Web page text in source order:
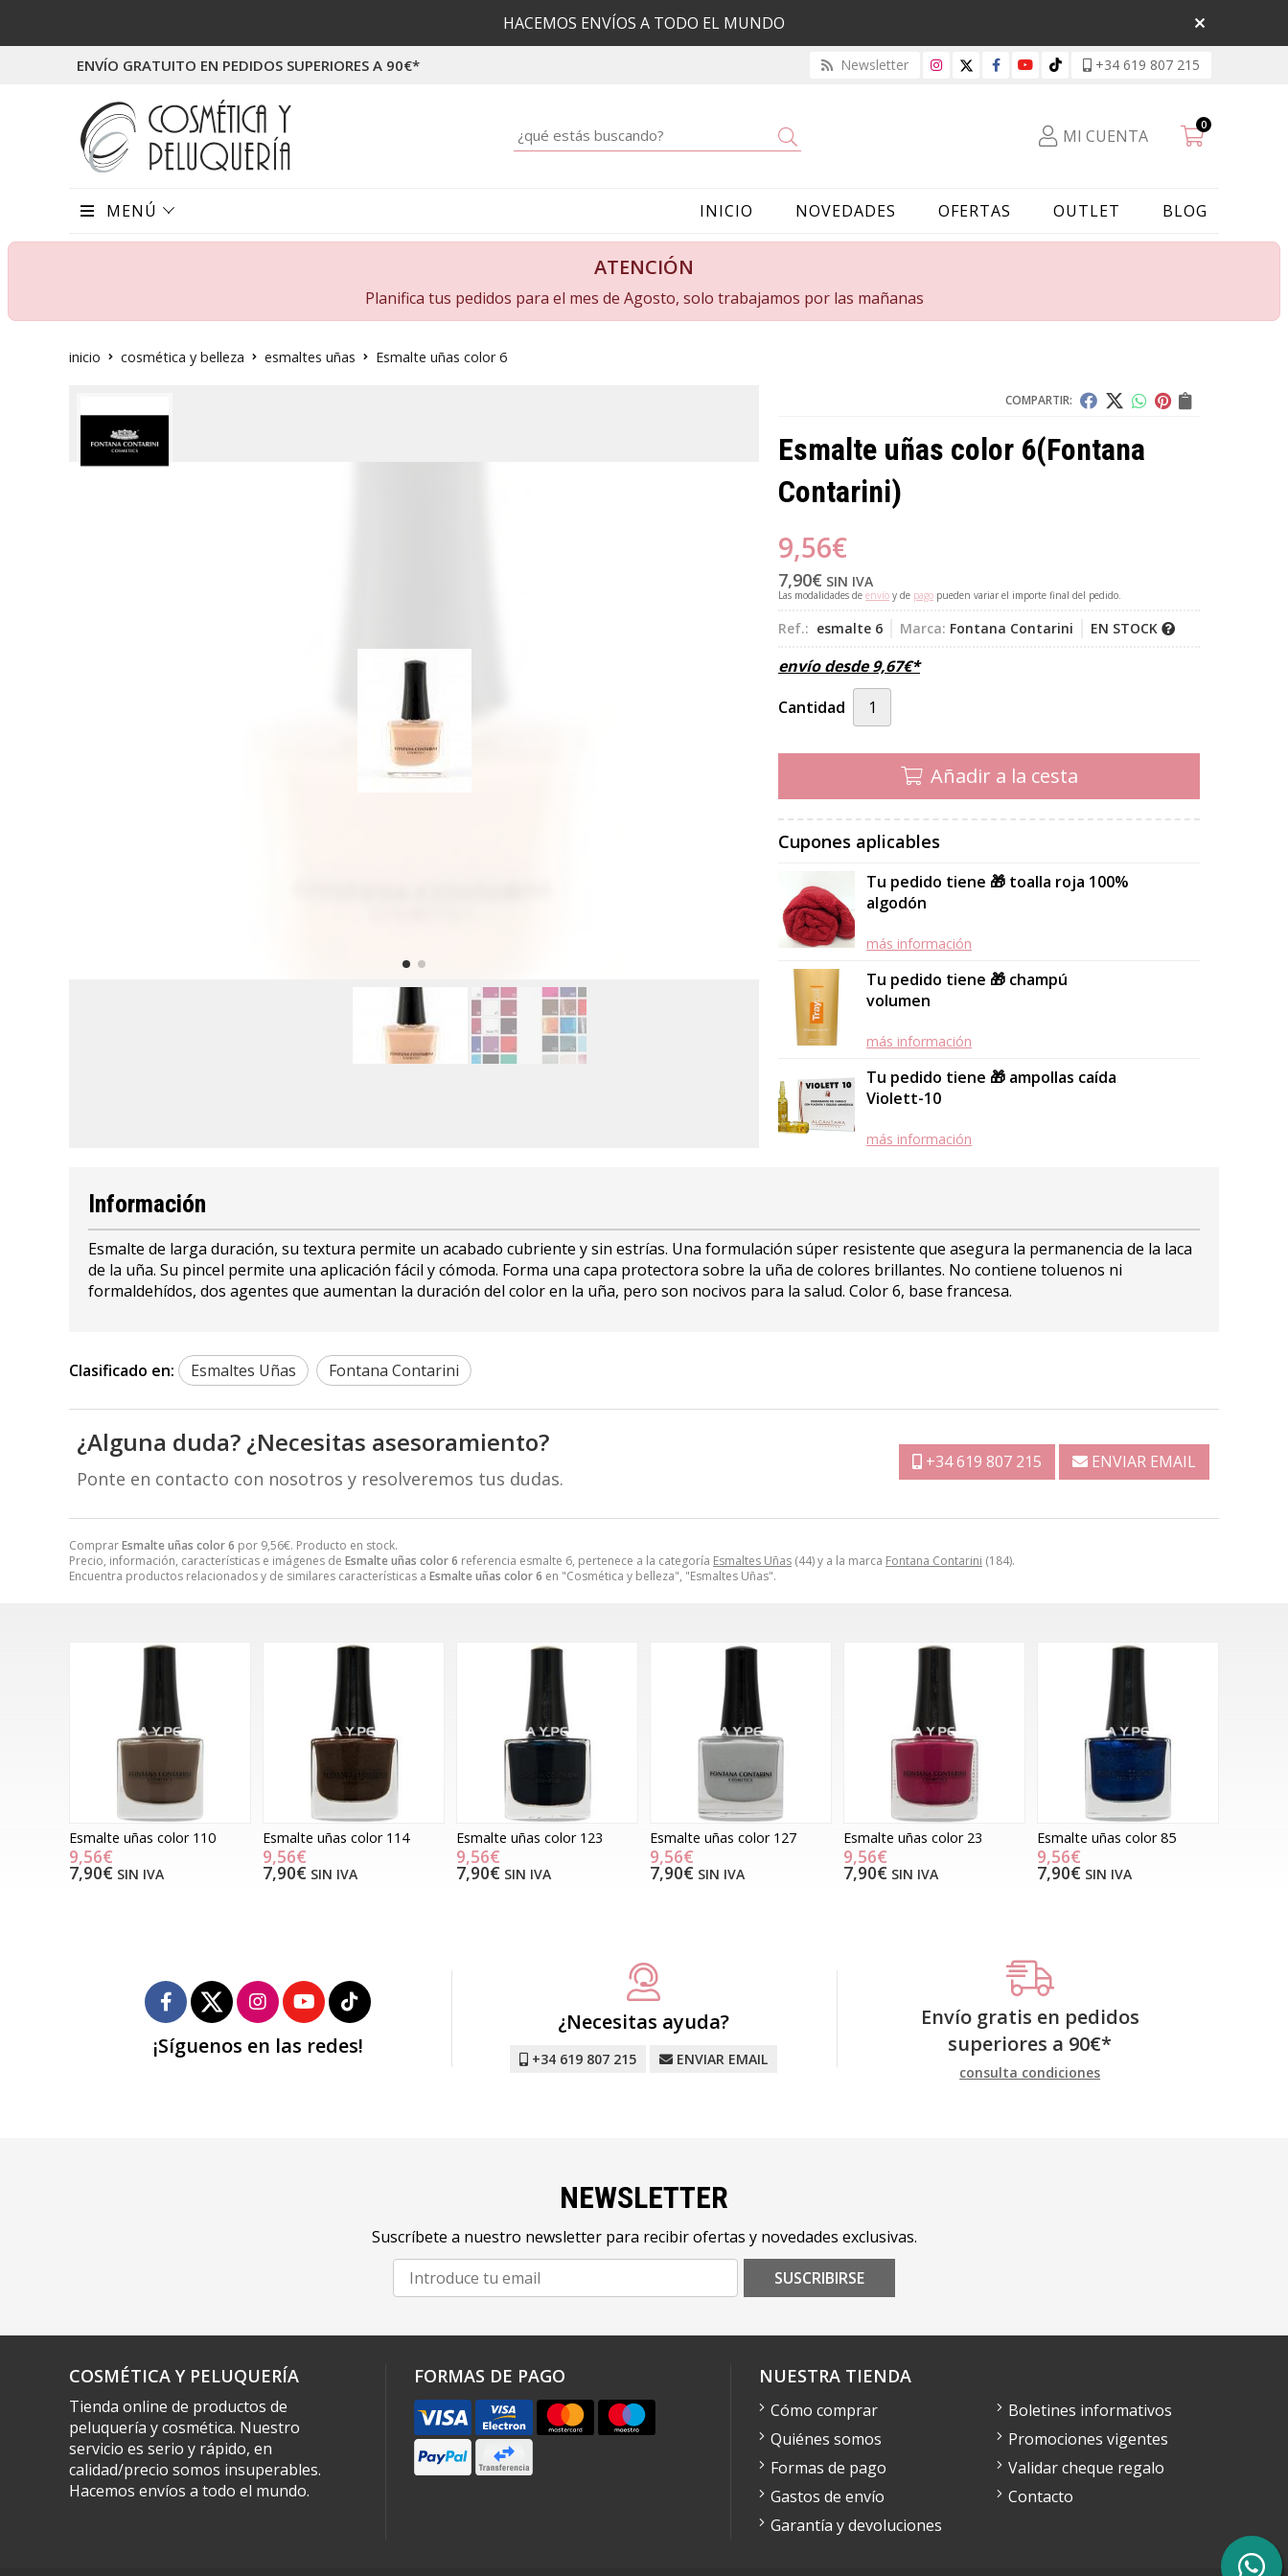
HACEMOS ENVÍOS A TODO EL MUNDO
ENVÍO GRATUITO EN PEDIDOS SUPERIORES A 90€* Newsletter +34 619 807 215
MI CUENTA
0
MENÚ INICIO NOVEDADES OFERTAS OUTLET BLOG
ATENCIÓN
Planifica tus pedidos para el mes de Agosto, solo trabajamos por las mañanas
inicio cosmética y belleza esmaltes uñas Esmalte uñas color 6
COMPARTIR:
Esmalte uñas color 6(Fontana
Contarini)
9,56€
7,90€ SIN IVA
Las modalidades de envío y de pago pueden variar el importe final del pedido.
Ref.: esmalte 6 Marca: Fontana Contarini EN STOCK
envío desde9,67€*
Cantidad
Añadir a la cesta
Cupones aplicables
Tu pedido tiene 🎁 toalla roja 100%
algodón
más información
Tu pedido tiene 🎁 champú
volumen
más información
Tu pedido tiene 🎁 ampollas caída
Violett-10
más información
ComprarEsmalte uñas color 6 por 9,56€. Producto en stock.
Precio, información, características e imágenes de Esmalte uñas color 6 referencia esmalte 6, pertenece a la categoría Esmaltes Uñas (44) y a la marca Fontana Contarini (184).
Encuentra productos relacionados y de similares características a Esmalte uñas color 6 en "Cosmética y belleza", "Esmaltes Uñas".
Información
Esmalte de larga duración, su textura permite un acabado cubriente y sin estrías. Una formulación súper resistente que asegura la permanencia de la laca
de la uña. Su pincel permite una aplicación fácil y cómoda. Forma una capa protectora sobre la uña de colores brillantes. No contiene toluenos ni
formaldehídos, dos agentes que aumentan la duración del color en la uña, pero son nocivos para la salud. Color 6, base francesa.
Clasificado en: Esmaltes Uñas Fontana Contarini
¿Alguna duda? ¿Necesitas asesoramiento?
Ponte en contacto con nosotros y resolveremos tus dudas.
+34 619 807 215 ENVIAR EMAIL
Esmalte uñas color 110
9,56€
7,90€ SIN IVA
Esmalte uñas color 114
9,56€
7,90€ SIN IVA
Esmalte uñas color 123
9,56€
7,90€ SIN IVA
Esmalte uñas color 127
9,56€
7,90€ SIN IVA
Esmalte uñas color 23
9,56€
7,90€ SIN IVA
Esmalte uñas color 85
9,56€
7,90€ SIN IVA
¡Síguenos en las redes!
¿Necesitas ayuda?
+34 619 807 215 ENVIAR EMAIL
Envío gratis en pedidos
superiores a 90€*
consulta condiciones
NEWSLETTER
Suscríbete a nuestro newsletter para recibir ofertas y novedades exclusivas.
SUSCRIBIRSE
COSMÉTICA Y PELUQUERÍA
Tienda online de productos de
peluquería y cosmética. Nuestro
servicio es serio y rápido, en
calidad/precio somos insuperables.
Hacemos envíos a todo el mundo.
FORMAS DE PAGO NUESTRA TIENDA
Cómo comprar
Quiénes somos
Formas de pago
Gastos de envío
Garantía y devoluciones
Boletines informativos
Promociones vigentes
Validar cheque regalo
Contacto